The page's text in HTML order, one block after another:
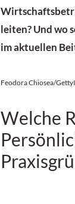
leiten? Und wo
im aktuellen
Feodora Chiosea/
Welche